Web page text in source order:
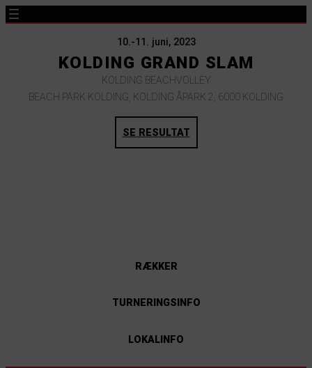
10.-11. juni, 2023
KOLDING GRAND SLAM
KOLDING BEACHVOLLEY
BEACH PARK KOLDING, KOLDING ÅPARK 2, 6000 KOLDING
SE RESULTAT
RÆKKER
TURNERINGSINFO
LOKALINFO